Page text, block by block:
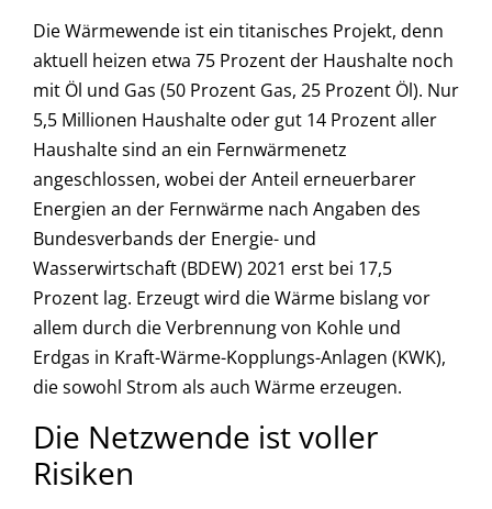
Die Wärmewende ist ein titanisches Projekt, denn
aktuell heizen etwa 75 Prozent der Haushalte noch
mit Öl und Gas (50 Prozent Gas, 25 Prozent Öl). Nur
5,5 Millionen Haushalte oder gut 14 Prozent aller
Haushalte sind an ein Fernwärmenetz
angeschlossen, wobei der Anteil erneuerbarer
Energien an der Fernwärme nach Angaben des
Bundesverbands der Energie- und
Wasserwirtschaft (BDEW) 2021 erst bei 17,5
Prozent lag. Erzeugt wird die Wärme bislang vor
allem durch die Verbrennung von Kohle und
Erdgas in Kraft-Wärme-Kopplungs-Anlagen (KWK),
die sowohl Strom als auch Wärme erzeugen.
Die Netzwende ist voller
Risiken